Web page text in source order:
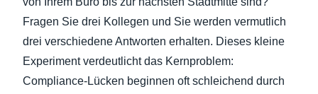
Fragen Sie drei Kollegen und Sie werden vermutlich
drei verschiedene Antworten erhalten. Dieses kleine
Experiment verdeutlicht das Kernproblem:
Compliance-Lücken beginnen oft schleichend durch